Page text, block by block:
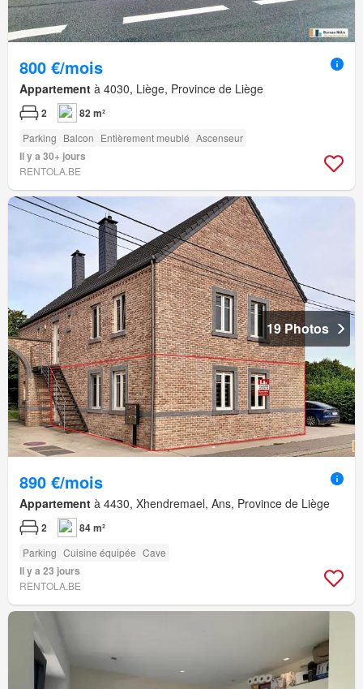
800 €/mois
Appartement à 4030, Liège, Province de Liège
2 82 m²
Parking Balcon Entièrement meublé Ascenseur
Il y a 30+ jours
RENTOLA.BE
19 Photos
890 €/mois
Appartement à 4430, Xhendremael, Ans, Province de Liège
2 84 m²
Parking Cuisine équipée Cave
Il y a 23 jours
RENTOLA.BE